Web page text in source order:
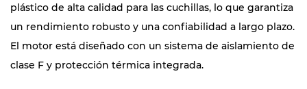
plástico de alta calidad para las cuchillas, lo que garantiza
un rendimiento robusto y una confiabilidad a largo plazo.
El motor está diseñado con un sistema de aislamiento de
clase F y protección térmica integrada.